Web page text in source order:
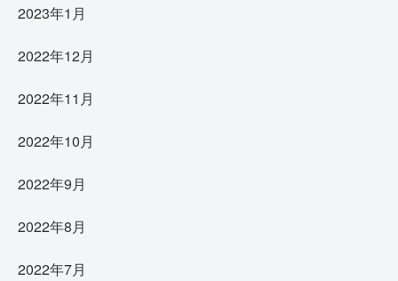
2023年1月
2022年12月
2022年11月
2022年10月
2022年9月
2022年8月
2022年7月